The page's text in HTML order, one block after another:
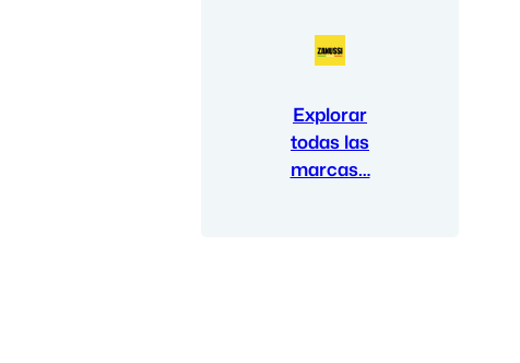
Explorar
todas las
marcas…